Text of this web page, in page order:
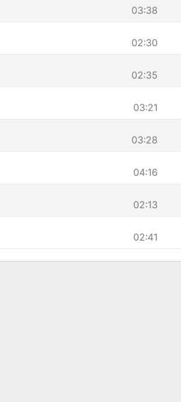
03:38
02:30
02:35
03:21
03:28
04:16
02:13
02:41